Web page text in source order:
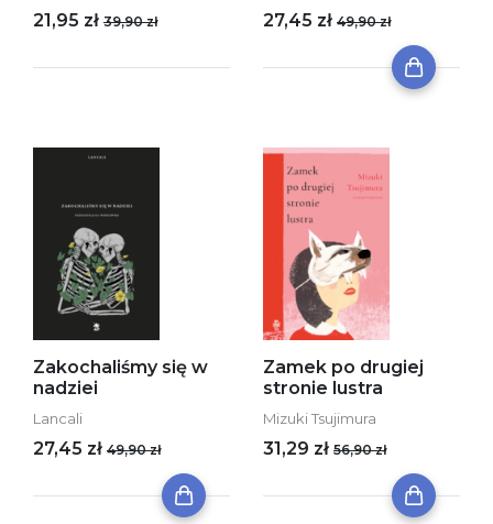
21,95 zł 39,90 zł 27,45 zł 49,90 zł
Zakochaliśmy się w
nadziei
Lancali
27,45 zł 49,90 zł
Zamek po drugiej
stronie lustra
Mizuki Tsujimura
31,29 zł 56,90 zł